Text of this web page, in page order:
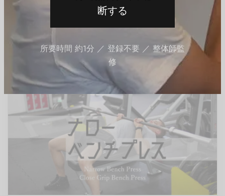
断する
所要時間 約1分 ／ 登録不要 ／ 整体師監
修
プルオーバーの効果的なやり方｜大胸筋と広背筋を鍛え
るトレーニング
QITANOon2023年11月15日